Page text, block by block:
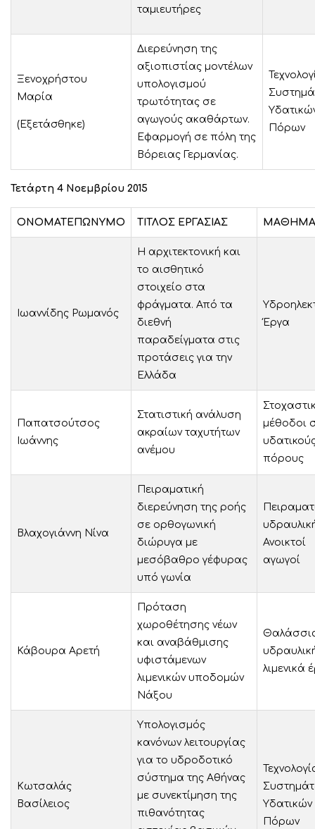
ταμιευτήρες
Ξενοχρήστου
Μαρία
(Εξετάσθηκε)
Διερεύνηση της
αξιοπιστίας μοντέλων
υπολογισμού
τρωτότητας σε
αγωγούς ακαθάρτων.
Εφαρμογή σε πόλη της
Βόρειας Γερμανίας.
Πόρων
Τετάρτη 4 Νοεμβρίου 2015
ΟΝΟΜΑΤΕΠΩΝΥΜΟ ΤΙΤΛΟΣ ΕΡΓΑΣΙΑΣ ΜΑΘΗΜΑ
Ιωαννίδης Ρωμανός
Η αρχιτεκτονική και
το αισθητικό
στοιχείο στα
φράγματα. Από τα
διεθνή
παραδείγματα στις
προτάσεις για την
Ελλάδα
Έργα
Παπατσούτσος
Ιωάννης
Στατιστική ανάλυση
ακραίων ταχυτήτων
ανέμου
μέθοδοι
πόρους
Βλαχογιάννη Νίνα
Πειραματική
διερεύνηση της ροής
σε ορθογωνική
διώρυγα με
μεσόβαθρο γέφυρας
υπό γωνία
Ανοικτοί
αγωγοί
Κάβουρα Αρετή
Πρόταση
χωροθέτησης νέων
και αναβάθμισης
υφιστάμενων
λιμενικών υποδομών
Νάξου
λιμενικά
Κωτσαλάς
Βασίλειος
Υπολογισμός
κανόνων λειτουργίας
για το υδροδοτικό
σύστημα της Αθήνας
με συνεκτίμηση της
πιθανότητας
Υδατικών
Πόρων